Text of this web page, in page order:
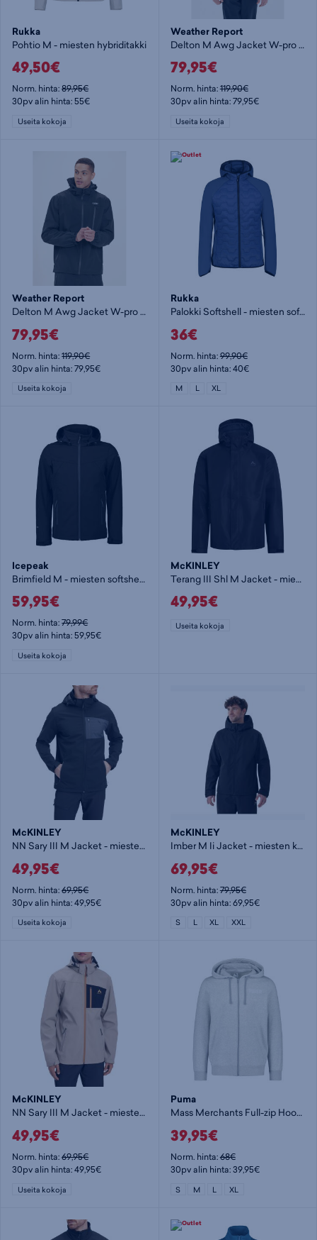
Rukka
Pohtio M - miesten hybriditakki
49,50€
Norm. hinta:89,95€
30pv alin hinta: 55€
Useita kokoja
Weather Report
Delton M Awg Jacket W-pro 15000 - miesten kuoritakki
79,95€
Norm. hinta:119,90€
30pv alin hinta: 79,95€
Useita kokoja
Weather Report
Delton M Awg Jacket W-pro 15000 - miesten kuoritakki
79,95€
Norm. hinta:119,90€
30pv alin hinta: 79,95€
Useita kokoja
Rukka
Palokki Softshell - miesten softshelltakki
36€
Norm. hinta:99,90€
30pv alin hinta: 40€
M L XL
Icepeak
Brimfield M - miesten softshelltakki
59,95€
Norm. hinta:79,99€
30pv alin hinta: 59,95€
Useita kokoja
McKINLEY
Terang III Shl M Jacket - miesten kuoritakki
49,95€
Useita kokoja
McKINLEY
NN Sary III M Jacket - miesten softshelltakki
49,95€
Norm. hinta:69,95€
30pv alin hinta: 49,95€
Useita kokoja
McKINLEY
Imber M Ii Jacket - miesten kuoritakki
69,95€
Norm. hinta:79,95€
30pv alin hinta: 69,95€
S L XL XXL
McKINLEY
NN Sary III M Jacket - miesten softshelltakki
49,95€
Norm. hinta:69,95€
30pv alin hinta: 49,95€
Useita kokoja
Puma
Mass Merchants Full-zip Hoodie M - miesten collegetakki
39,95€
Norm. hinta:68€
30pv alin hinta: 39,95€
S M L XL